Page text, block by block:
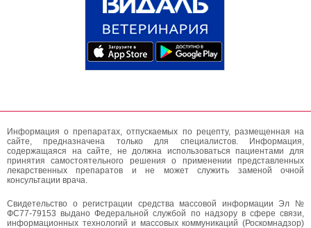
Информация о препаратах, отпускаемых по рецепту, размещенная на
сайте, предназначена только для специалистов. Информация,
содержащаяся на сайте, не должна использоваться пациентами для
принятия самостоятельного решения о применении представленных
лекарственных препаратов и не может служить заменой очной
консультации врача.
Свидетельство о регистрации средства массовой информации Эл №
ФС77-79153 выдано Федеральной службой по надзору в сфере связи,
информационных технологий и массовых коммуникаций (Роскомнадзор)